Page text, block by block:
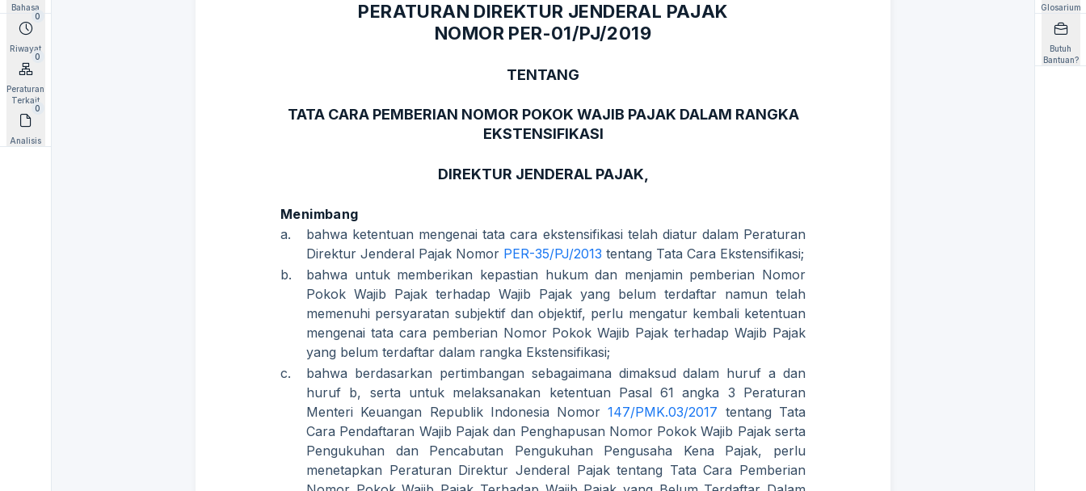
Bahasa
0
Riwayat
0
Peraturan
Terkait
0
Analisis
PERATURAN DIREKTUR JENDERAL PAJAK
NOMOR PER-01/PJ/2019
TENTANG
TATA CARA PEMBERIAN NOMOR POKOK WAJIB PAJAK DALAM RANGKA
EKSTENSIFIKASI
DIREKTUR JENDERAL PAJAK,
Menimbang
a.
bahwa ketentuan mengenai tata cara ekstensifikasi telah diatur dalam Peraturan
Direktur Jenderal Pajak Nomor PER-35/PJ/2013 tentang Tata Cara Ekstensifikasi;
b.
bahwa untuk memberikan kepastian hukum dan menjamin pemberian Nomor
Pokok Wajib Pajak terhadap Wajib Pajak yang belum terdaftar namun telah
memenuhi persyaratan subjektif dan objektif, perlu mengatur kembali ketentuan
mengenai tata cara pemberian Nomor Pokok Wajib Pajak terhadap Wajib Pajak
yang belum terdaftar dalam rangka Ekstensifikasi;
c.
bahwa berdasarkan pertimbangan sebagaimana dimaksud dalam huruf a dan
huruf b, serta untuk melaksanakan ketentuan Pasal 61 angka 3 Peraturan
Menteri Keuangan Republik Indonesia Nomor147/PMK.03/2017 tentang Tata
Cara Pendaftaran Wajib Pajak dan Penghapusan Nomor Pokok Wajib Pajak serta
Pengukuhan dan Pencabutan Pengukuhan Pengusaha Kena Pajak, perlu
menetapkan Peraturan Direktur Jenderal Pajak tentang Tata Cara Pemberian
Glosarium
Butuh
Bantuan?